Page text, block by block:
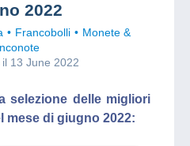
2022
Francobolli
Monete &
13 June 2022
selezione delle migliori
mese di giugno 2022: